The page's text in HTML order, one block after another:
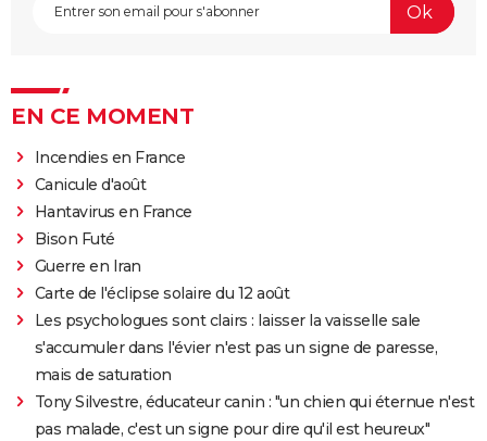
EN CE MOMENT
Incendies en France
Canicule d'août
Hantavirus en France
Bison Futé
Guerre en Iran
Carte de l'éclipse solaire du 12 août
Les psychologues sont clairs : laisser la vaisselle sale
s'accumuler dans l'évier n'est pas un signe de paresse,
mais de saturation
Tony Silvestre, éducateur canin : "un chien qui éternue n'est
pas malade, c'est un signe pour dire qu'il est heureux"